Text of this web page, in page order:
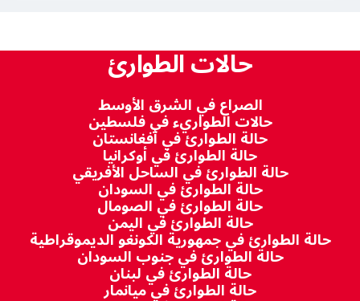
حالات الطوارئ
الصراع في الشرق الأوسط
حالات الطواريء في فلسطين
حالة الطوارئ في أفغانستان
حالة الطوارئ في أوكرانيا
حالة الطوارئ في الساحل الأفريقي
حالة الطوارئ في السودان
حالة الطوارئ في الصومال
حالة الطوارئ في اليمن
حالة الطوارئ في جمهورية الكونغو الديموقراطية
حالة الطوارئ في جنوب السودان
حالة الطوارئ في لبنان
حالة الطوارئ في ميانمار